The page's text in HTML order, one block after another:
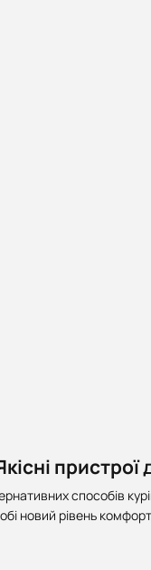
способів
новий рівень